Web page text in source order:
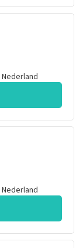
Nederland
Nederland